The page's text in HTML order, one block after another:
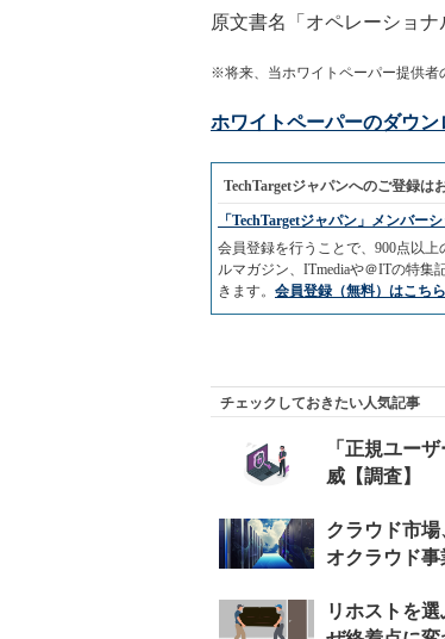
原文書名「オペレーショナ
※将来、当ホワイトペーパー提供者
ホワイトペーパーのダウ
TechTargetジャパンへのご登録は
「TechTargetジャパン」メンバー
会員登録を行うことで、900点以
ルマガジン、ITmediaや＠ITの特
きます。 会員登録（無料）はこち
チェックしておきたい人気記事